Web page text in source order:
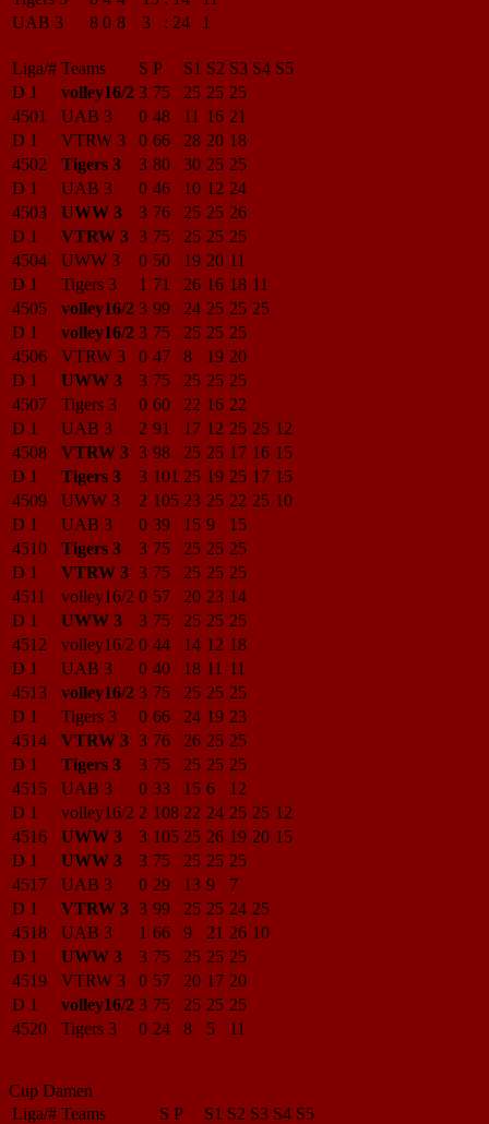
UAB 3
8 0 8 3 : 24 1
Liga/# Teams S P S1 S2 S3 S4 S5
D 1
volley16/2 3 75 25 25 25
4501
UAB 3 0 48 11 16 21
D 1
VTRW 3 0 66 28 20 18
4502
Tigers 3 3 80 30 25 25
D 1
UAB 3 0 46 10 12 24
4503
UWW 3 3 76 25 25 26
D 1
VTRW 3 3 75 25 25 25
4504
UWW 3 0 50 19 20 11
D 1
Tigers 3 1 71 26 16 18 11
4505
volley16/2 3 99 24 25 25 25
D 1
volley16/2 3 75 25 25 25
4506
VTRW 3 0 47 8 19 20
D 1
UWW 3 3 75 25 25 25
4507
Tigers 3 0 60 22 16 22
D 1
UAB 3 2 91 17 12 25 25 12
4508
VTRW 3 3 98 25 25 17 16 15
D 1
Tigers 3 3 101 25 19 25 17 15
4509
UWW 3 2 105 23 25 22 25 10
D 1
UAB 3 0 39 15 9
15
4510
Tigers 3 3 75 25 25 25
D 1
VTRW 3 3 75 25 25 25
4511
volley16/2 0 57 20 23 14
D 1
UWW 3 3 75 25 25 25
4512
volley16/2 0 44 14 12 18
D 1
UAB 3 0 40 18 11 11
4513
volley16/2 3 75 25 25 25
D 1
Tigers 3 0 66 24 19 23
4514
VTRW 3 3 76 26 25 25
D 1
Tigers 3 3 75 25 25 25
4515
UAB 3 0 33 15 6
12
D 1
volley16/2 2 108 22 24 25 25 12
4516
UWW 3 3 105 25 26 19 20 15
D 1
UWW 3 3 75 25 25 25
4517
UAB 3 0 29 13 9
7
D 1
VTRW 3 3 99 25 25 24 25
4518
UAB 3 1 66 9 21 26 10
D 1
UWW 3 3 75 25 25 25
4519
VTRW 3 0 57 20 17 20
D 1
volley16/2 3 75 25 25 25
4520
Tigers 3 0 24 8 5 11
Cup Damen
Liga/# Teams S P S1 S2 S3 S4 S5